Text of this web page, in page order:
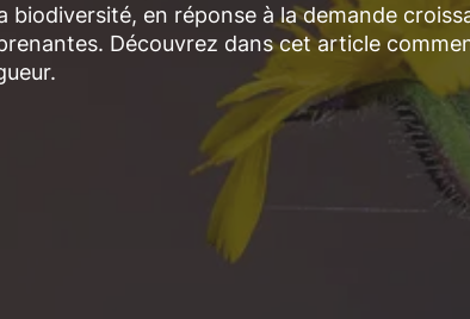
en réponse à la demande
Découvrez dans cet article